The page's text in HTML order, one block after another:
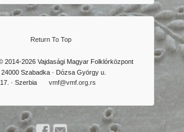
Return To Top
2014-2026 Vajdasági Magyar Folklórközpont
24000 Szabadka · Dózsa György u.
17. · Szerbia
vmf@vmf.org.rs